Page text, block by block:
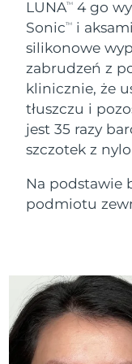
LUNATM
4 go
SonicTM
i
silikonowe
zabrudzeń z
klinicznie, że
tłuszczu i
jest 35 razy
szczotek z
Na podstawie
podmiotu
All
For
18%
Kosmetyki
Kupuj
FOREO APP
Gibraltar
Grecja
SRA Hongkong
(Chiny)
Węgry
Islandia
Irlandia
Wyspa Man